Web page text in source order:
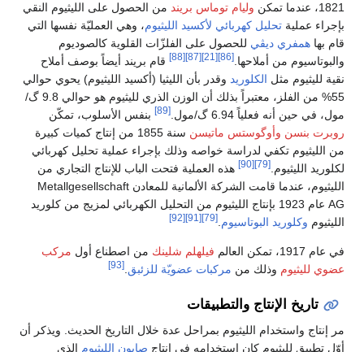
1821، عندما تمكن
وليام توماس بريند من الحصول على الليثيوم النقي
بإجراء عملية تحليل كهربائي لأكسيد الليثيوم، وهي العمليّة نفسها التي
قام بها همفري ديڤي للحصول على الفلزّات القلوية كالصوديوم
والبوتاسيوم من أملاحها.[86]
[21]
[87]
[88]
قام بريند أيضاً بوصف أملاح
نقية لليثيوم مثل الكلوريد وقدر بأن الليثيا (أكسيد الليثيوم) يحوي حوالي
55% من الفلز، معتبراً بذلك أن الوزن الذري لليثيوم هو حوالي 9.8 گ/
مول، في حين أنه فعلياً 6.94 گ/مول.
[89]
بنفس الأسلوب، تمكّن
روبرت بنسن وأوگوستس ماتيسن
سنة 1855 من إنتاج كميات كبيرة
من الليثيوم تكفي لدراسة خواصه وذلك بإجراء عملية تحليل كهربائي
لكلوريد الليثيوم.[79]
[90]
هذه العملية فتحت الباب للإنتاج التجاري من
الليثيوم، عندما قامت الشركة الألمانية للمعادن Metallgesellschaft
AG عام 1923 بإنتاج الليثيوم من التحليل الكهربائي لمزيج من كلوريد
الليثيوم وكلوريد البوتاسيوم.
[79]
[91]
[92]
في عام 1917، تمكن العالم فيلهلم شلينك من اصطناع أول مركب
عضوي لليثيوم وذلك من مركبات عضويّة للزئبق.
[93]
تاريخ الإنتاج والتطبيقات
مر إنتاج واستخدام الليثيوم بمراحل عدة خلال التاريخ الحديث. ويذكر أن
أوّل تطبيق لليثيوم كان استخدامه في إنتاج صابون الليثيوم الذي